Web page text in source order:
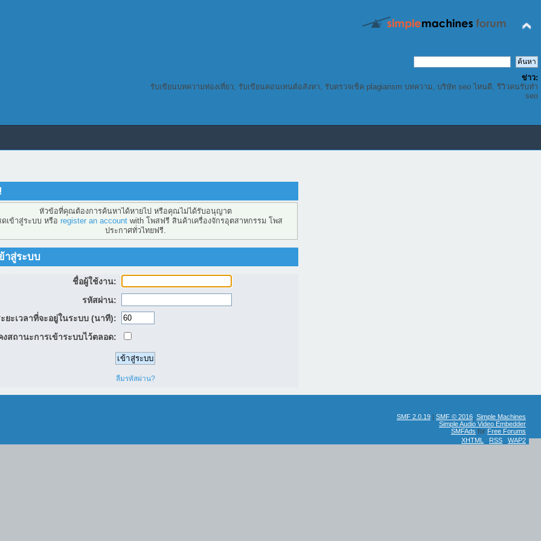
ข่าว:
รับเขียนบทความท่องเที่ยว, รับเขียนคอนเทนต์อสังหา, รับตรวจเช็ค plagiarism บทความ, บริษัท seo ไหนดี, รีวิวคนรับทำ
seo
หัวข้อที่คุณต้องการค้นหาได้หายไป หรือคุณไม่ได้รับอนุญาต
ดเข้าสู่ระบบ หรือ register an accountwith โพสฟรี สินค้าเครื่องจักรอุตสาหกรรม โพส
ประกาศทั่วไทยฟรี.
าสู่ระบบ
ชื่อผู้ใช้งาน:
รหัสผ่าน:
ยะเวลาที่จะอยู่ในระบบ (นาที):
งสถานะการเข้าระบบไว้ตลอด:
ลืมรหัสผ่าน?
SMF 2.0.19 | SMF © 2016 Simple Machines
Simple Audio Video Embedder
SMFAds for Free Forums
XHTML
RSS WAP2